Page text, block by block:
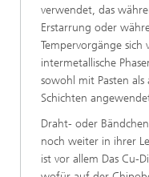
verwendet, das
Erstarrung oder
Tempervorgänge
intermetallische
sowohl mit Pasten
Schichten
Draht- oder
noch weiter in ihrer
ist vor allem Das Cu-